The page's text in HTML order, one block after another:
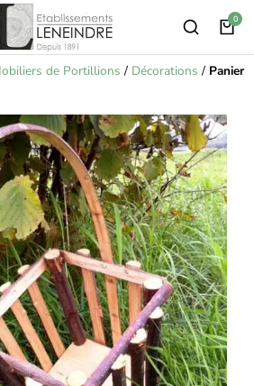
de Portillions / Décorations / Panier